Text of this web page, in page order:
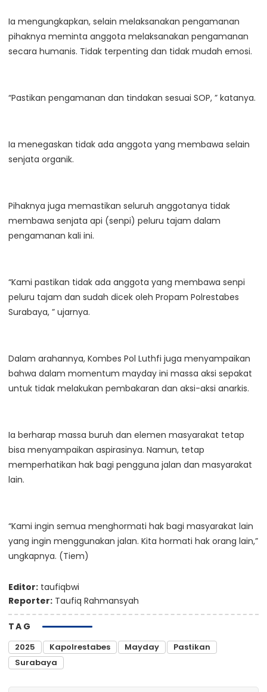
Ia mengungkapkan, selain melaksanakan pengamanan
pihaknya meminta anggota melaksanakan pengamanan
secara humanis. Tidak terpenting dan tidak mudah emosi.
“Pastikan pengamanan dan tindakan sesuai SOP, ” katanya.
Ia menegaskan tidak ada anggota yang membawa selain
senjata organik.
Pihaknya juga memastikan seluruh anggotanya tidak
membawa senjata api (senpi) peluru tajam dalam
pengamanan kali ini.
“Kami pastikan tidak ada anggota yang membawa senpi
peluru tajam dan sudah dicek oleh Propam Polrestabes
Surabaya, ” ujarnya.
Dalam arahannya, Kombes Pol Luthfi juga menyampaikan
bahwa dalam momentum mayday ini massa aksi sepakat
untuk tidak melakukan pembakaran dan aksi-aksi anarkis.
Ia berharap massa buruh dan elemen masyarakat tetap
bisa menyampaikan aspirasinya. Namun, tetap
memperhatikan hak bagi pengguna jalan dan masyarakat
lain.
“Kami ingin semua menghormati hak bagi masyarakat lain
yang ingin menggunakan jalan. Kita hormati hak orang lain,”
ungkapnya. (Tiem)
Editor: taufiqbwi
Reporter: Taufiq Rahmansyah
TAG
2025 Kapolrestabes Mayday
Pastikan
Surabaya